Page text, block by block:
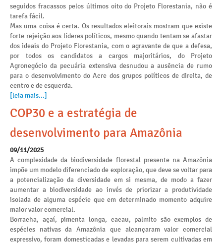
seguidos fracassos pelos últimos oito do Projeto Florestania, não é
tarefa fácil.
Mas uma coisa é certa. Os resultados eleitorais mostram que existe
forte rejeição aos líderes políticos, mesmo quando tentam se afastar
dos ideais do Projeto Florestania, com o agravante de que a defesa,
por todos os candidatos a cargos majoritários, do Projeto
Agronegócio da pecuária extensiva desnudou a ausência de rumo
para o desenvolvimento do Acre dos grupos políticos de direita, de
centro e de esquerda.
[leia mais...]
COP30 e a estratégia de
desenvolvimento para Amazônia
09/11/2025
A complexidade da biodiversidade florestal presente na Amazônia
impõe um modelo diferenciado de exploração, que deve se voltar para
a potencialização da diversidade em si mesma, de modo a fazer
aumentar a biodiversidade ao invés de priorizar a produtividade
isolada de alguma espécie que em determinado momento adquire
maior valor comercial.
Borracha, açaí, pimenta longa, cacau, palmito são exemplos de
espécies nativas da Amazônia que alcançaram valor comercial
expressivo, foram domesticadas e levadas para serem cultivadas em